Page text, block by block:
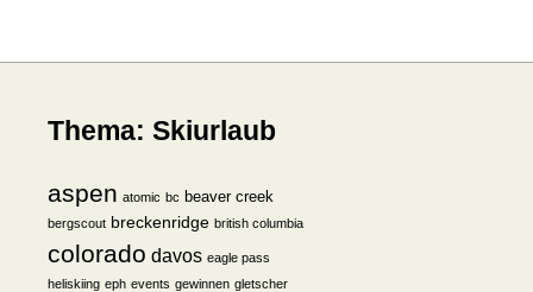
Thema: Skiurlaub
aspen atomic bc beaver creek
bergscout breckenridge british columbia
colorado davos eagle pass
heliskiing eph events gewinnen gletscher